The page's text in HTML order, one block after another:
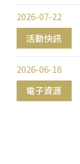
活動快訊
2026-07-22
電子資源
2026-06-18